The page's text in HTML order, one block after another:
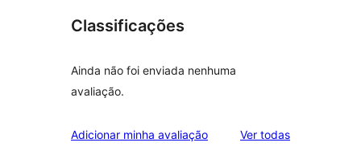
Classificações
Ainda não foi enviada nenhuma
avaliação.
Adicionar minha avaliação Ver todasavaliações